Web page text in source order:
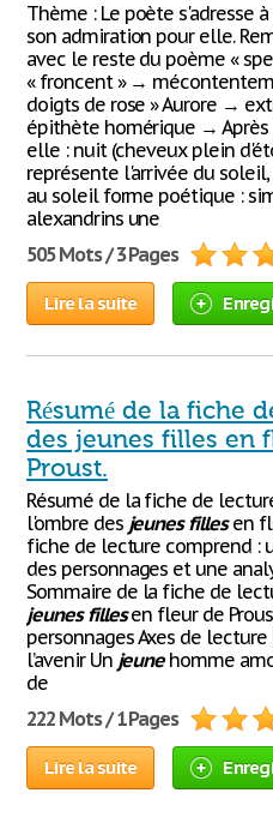
Thème : Le poète s'adresse
son admiration pour elle.
avec le reste du poème «
« froncent » →
doigts de rose » Aurore →
épithète homérique →
elle : nuit (cheveux plein
représente l'arrivée du
au soleil forme poétique :
alexandrins une
505 Mots / 3 Pages
Lire la suite
Résumé de la fiche
des jeunes filles en
Proust.
Résumé de la fiche de
l'ombre des jeunes fillesen
fiche de lecture comprend :
des personnages et une
Sommaire de la fiche de
jeunes fillesen fleur de
personnages Axes de
l’avenir Un jeunehomme
de
222 Mots / 1 Pages
Lire la suite